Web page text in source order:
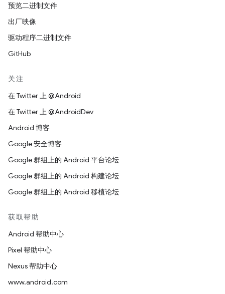
预览二进制文件
出厂映像
驱动程序二进制文件
GitHub
关注
在 Twitter 上 @Android
在 Twitter 上 @AndroidDev
Android 博客
Google 安全博客
Google 群组上的 Android 平台论坛
Google 群组上的 Android 构建论坛
Google 群组上的 Android 移植论坛
获取帮助
Android 帮助中心
Pixel 帮助中心
Nexus 帮助中心
www.android.com